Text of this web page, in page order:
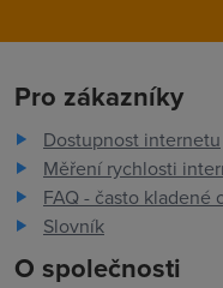
Pro zákazníky
Dostupnost internetu
Měření rychlosti
FAQ - často kladené
Slovník
O společnosti